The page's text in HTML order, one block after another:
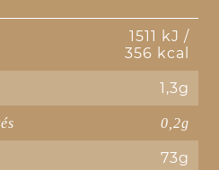
1511 kJ /
356 kcal
1,3g
0,2g
73g